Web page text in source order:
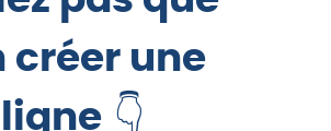
créer une
👇